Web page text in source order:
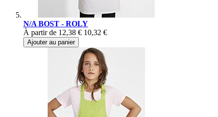
N/A BOST - ROLY
À partir de 12,38 € 10,32 €
Ajouter au panier